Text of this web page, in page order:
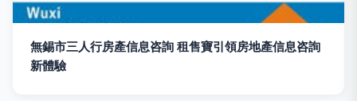
無錫市三人行房產信息咨詢 租售寶引領房地產信息咨詢
新體驗